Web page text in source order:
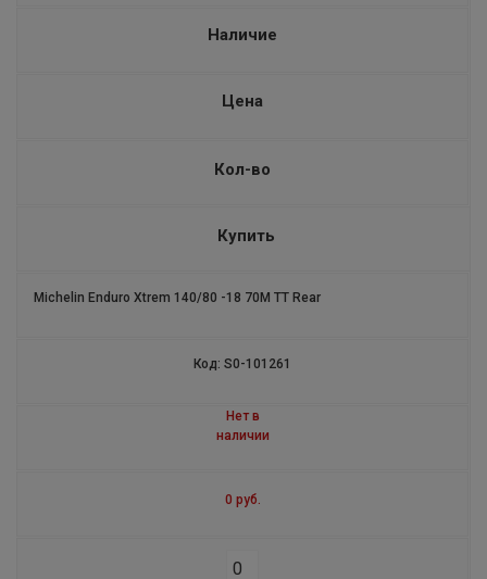
PILOT ALPIN5 SUV
Наличие
Цена
Кол-во
Купить
Michelin Enduro Xtrem 140/80 -18 70M TT Rear
Код: S0-101261
Нет в
наличии
0 руб.